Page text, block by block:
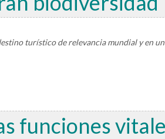
turístico de relevancia mundial y en
funciones